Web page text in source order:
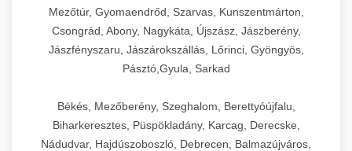
Mezőtúr, Gyomaendrőd, Szarvas, Kunszentmárton,
Csongrád, Abony, Nagykáta, Újszász, Jászberény,
Jászfényszaru, Jászárokszállás, Lőrinci, Gyöngyös,
Pásztó,Gyula, Sarkad
Békés, Mezőberény, Szeghalom, Berettyóújfalu,
Biharkeresztes, Püspökladány, Karcag, Derecske,
Nádudvar, Hajdúszoboszló, Debrecen, Balmazújváros,